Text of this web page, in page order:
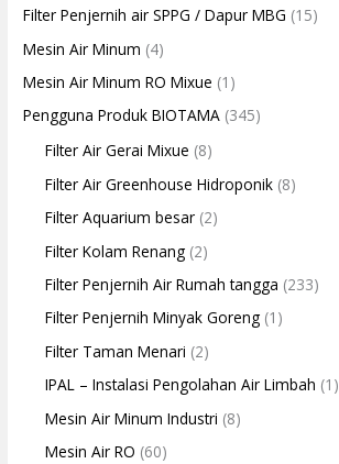
Filter Penjernih air SPPG / Dapur MBG (15)
Mesin Air Minum (4)
Mesin Air Minum RO Mixue (1)
Pengguna Produk BIOTAMA (345)
Filter Air Gerai Mixue (8)
Filter Air Greenhouse Hidroponik (8)
Filter Aquarium besar (2)
Filter Kolam Renang (2)
Filter Penjernih Air Rumah tangga (233)
Filter Penjernih Minyak Goreng (1)
Filter Taman Menari (2)
IPAL – Instalasi Pengolahan Air Limbah (1)
Mesin Air Minum Industri (8)
Mesin Air RO (60)